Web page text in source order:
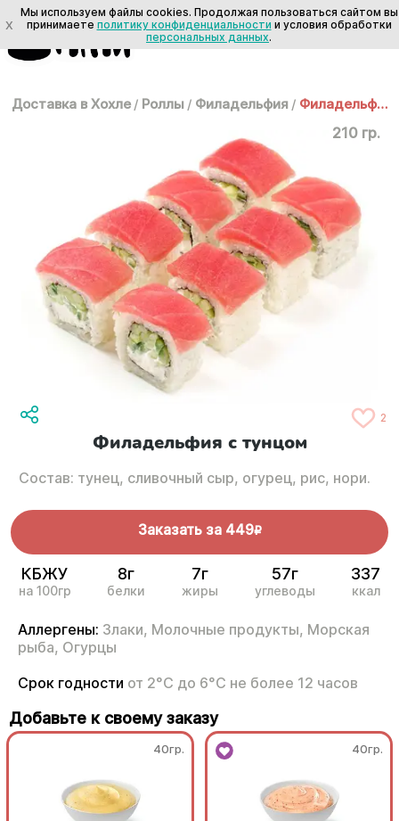
Доставка в Хохле / Роллы / Филадельфия / Филадельфия с тунцом
210 гр.
2
Филадельфия с тунцом
Состав: тунец, сливочный сыр, огурец, рис, нори.
Заказать за 449R
КБЖУ
на 100гр
8г
белки
7г
жиры
57г
углеводы
337
ккал
Аллергены: Злаки, Молочные продукты, Морская
рыба, Огурцы
Срок годности от 2°С до 6°С не более 12 часов
Добавьте к своему заказу
40гр. 40гр.
X
Мы используем файлы cookies. Продолжая пользоваться сайтом вы
принимаете политику конфиденциальности и условия обработки
персональных данных.